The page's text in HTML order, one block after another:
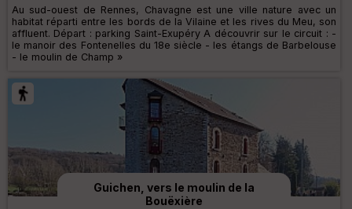
Au sud-ouest de Rennes, Chavagne est une ville nature avec un
habitat réparti entre les bords de la Vilaine et les rives du Meu, son
affluent. Départ : parking Saint-Exupéry A découvrir sur le circuit : -
le manoir des Fontenelles du 18e siècle - les étangs de Barbelouse
- le moulin de Champ »
Guichen, vers le moulin de la
Bouëxière